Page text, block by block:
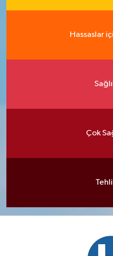
Hassaslar
Çok